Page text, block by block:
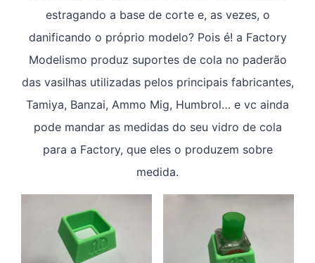
estragando a base de corte e, as vezes, o
danificando o próprio modelo? Pois é! a Factory
Modelismo produz suportes de cola no paderão
das vasilhas utilizadas pelos principais fabricantes,
Tamiya, Banzai, Ammo Mig, Humbrol… e vc ainda
pode mandar as medidas do seu vidro de cola
para a Factory, que eles o produzem sobre
medida.